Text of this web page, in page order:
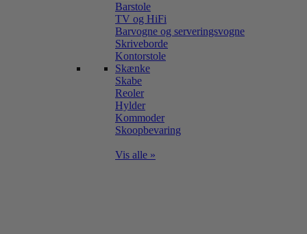
Barstole
TV og HiFi
Barvogne og serveringsvogne
Skriveborde
Kontorstole
Skænke
Skabe
Reoler
Hylder
Kommoder
Skoopbevaring
Vis alle »